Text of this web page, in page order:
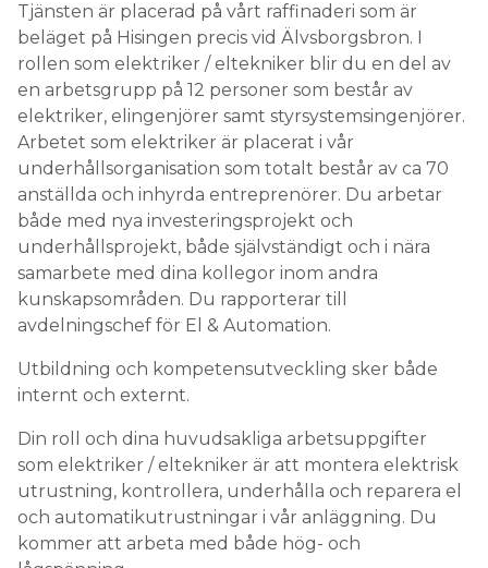
Tjänsten är placerad på vårt raffinaderi som är
beläget på Hisingen precis vid Älvsborgsbron. I
rollen som elektriker / eltekniker blir du en del av
en arbetsgrupp på 12 personer som består av
elektriker, elingenjörer samt styrsystemsingenjörer.
Arbetet som elektriker är placerat i vår
underhållsorganisation som totalt består av ca 70
anställda och inhyrda entreprenörer. Du arbetar
både med nya investeringsprojekt och
underhållsprojekt, både självständigt och i nära
samarbete med dina kollegor inom andra
kunskapsområden. Du rapporterar till
avdelningschef för El & Automation.
Utbildning och kompetensutveckling sker både
internt och externt.
Din roll och dina huvudsakliga arbetsuppgifter
som elektriker / eltekniker är att montera elektrisk
utrustning, kontrollera, underhålla och reparera el
och automatikutrustningar i vår anläggning. Du
kommer att arbeta med både hög- och